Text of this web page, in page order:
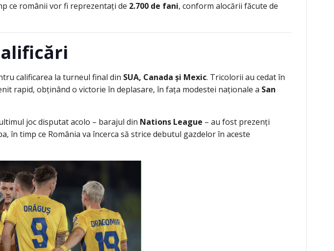
ce românii vor fi reprezentați de 2.700 de fani, conform alocării făcute de
calificarea la turneul final din SUA, Canada și Mexic. Tricolorii au cedat în
rapid, obținând o victorie în deplasare, în fața modestei naționale a San
joc disputat acolo – barajul din Nations League – au fost prezenți
în timp ce România va încerca să strice debutul gazdelor în aceste